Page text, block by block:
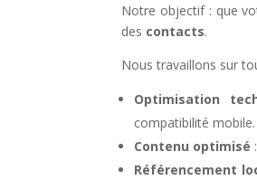
Notre objectif : que
des contacts.
Nous travaillons sur
Optimisation
compatibilité mobile.
Contenu optimisé
Référencement